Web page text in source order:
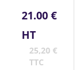
21.00 €
HT
25,20 €
TTC